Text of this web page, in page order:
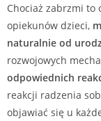
Chociaż zabrzmi to
opiekunów dzieci,
naturalnie od
rozwojowych
odpowiednich
reakcji radzenia
objawiać się u